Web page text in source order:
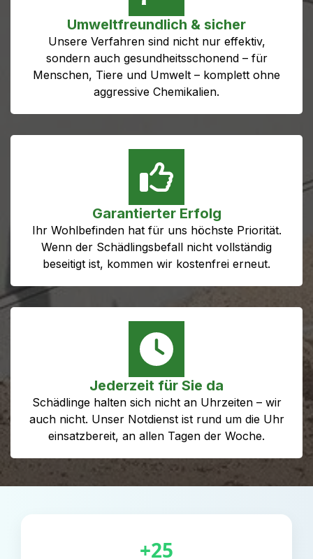
Umweltfreundlich & sicher
Unsere Verfahren sind nicht nur effektiv,
sondern auch gesundheitsschonend – für
Menschen, Tiere und Umwelt – komplett ohne
aggressive Chemikalien.
Garantierter Erfolg
Ihr Wohlbefinden hat für uns höchste Priorität.
Wenn der Schädlingsbefall nicht vollständig
beseitigt ist, kommen wir kostenfrei erneut.
Jederzeit für Sie da
Schädlinge halten sich nicht an Uhrzeiten – wir
auch nicht. Unser Notdienst ist rund um die Uhr
einsatzbereit, an allen Tagen der Woche.
+25